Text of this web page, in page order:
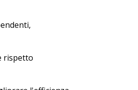
rispetto